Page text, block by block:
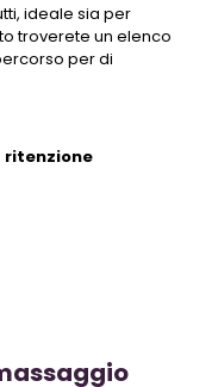
ideale sia per
troverete un elenco
per di
ritenzione